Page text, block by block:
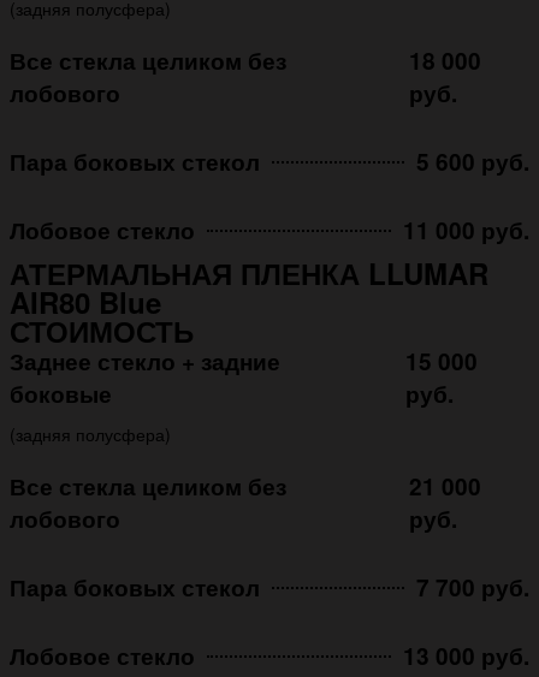
(задняя полусфера)
Все стекла целиком без
лобового
18 000
руб.
Пара боковых стекол 5 600 руб.
Лобовое стекло 11 000 руб.
АТЕРМАЛЬНАЯ ПЛЕНКА LLUMAR
AIR80 Blue
СТОИМОСТЬ
Заднее стекло + задние
боковые
15 000
руб.
(задняя полусфера)
Все стекла целиком без
лобового
21 000
руб.
Пара боковых стекол 7 700 руб.
Лобовое стекло 13 000 руб.